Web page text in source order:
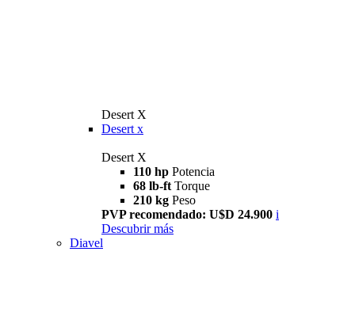
Desert X
Desert x
Desert X
110 hp Potencia
68 lb-ft Torque
210 kg Peso
PVP recomendado: U$D 24.900 i
Descubrir más
Diavel